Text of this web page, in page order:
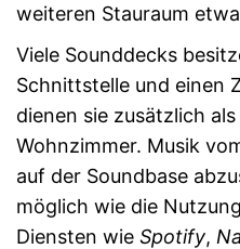
weiteren Stauraum
Viele Sounddecks
Schnittstelle und einen
dienen sie zusätzlich
Wohnzimmer. Musik
auf der Soundbase
möglich wie die
Diensten wie Spotify,